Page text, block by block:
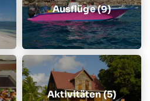
Ausflüge (9)
Aktivitäten (5)